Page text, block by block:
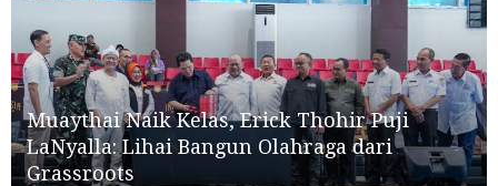
Muaythai Naik Kelas, Erick Thohir Puji
LaNyalla: Lihai Bangun Olahraga dari
Grassroots